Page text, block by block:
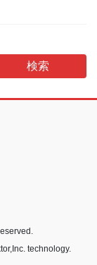
検索
technology.